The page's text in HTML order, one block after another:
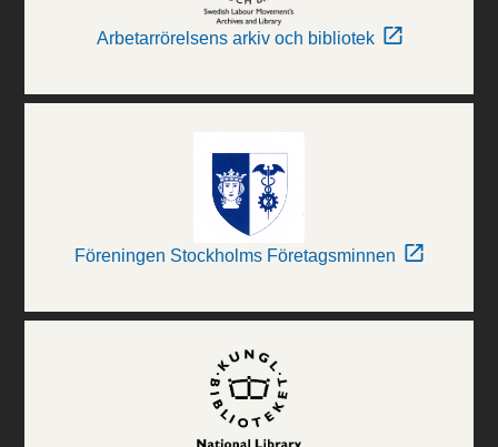
Arbetarrörelsens arkiv och bibliotek
Föreningen Stockholms Företagsminnen